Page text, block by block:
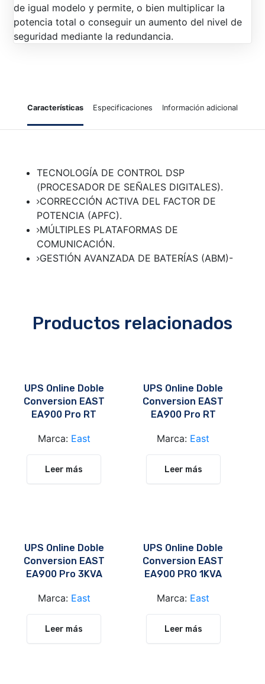
de igual modelo y permite, o bien multiplicar la
potencia total o conseguir un aumento del nivel de
seguridad mediante la redundancia.
Características Especificaciones Información adicional
TECNOLOGÍA DE CONTROL DSP
(PROCESADOR DE SEÑALES DIGITALES).
CORRECCIÓN ACTIVA DEL FACTOR DE
POTENCIA (APFC).
MÚLTIPLES PLATAFORMAS DE
COMUNICACIÓN.
GESTIÓN AVANZADA DE BATERÍAS (ABM)-
Productos relacionados
UPS Online Doble
Conversion EAST
EA900 Pro RT
Marca: East
Leer más
UPS Online Doble
Conversion EAST
EA900 Pro RT
Marca: East
Leer más
UPS Online Doble
Conversion EAST
EA900 Pro 3KVA
Marca: East
Leer más
UPS Online Doble
Conversion EAST
EA900 PRO 1KVA
Marca: East
Leer más